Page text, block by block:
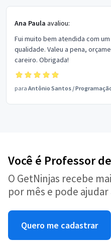
Ana Paula avaliou:
Fui muito bem atendida com
qualidade. Valeu a pena,
careiro. Obrigada!
para Antônio Santos /
Você é Professor
O GetNinjas recebe
por mês e pode
Quero me cadastrar